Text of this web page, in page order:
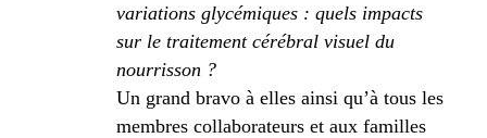
variations glycémiques : quels impacts
sur le traitement cérébral visuel du
nourrisson ?
Un grand bravo à elles ainsi qu’à tous les
membres collaborateurs et aux familles